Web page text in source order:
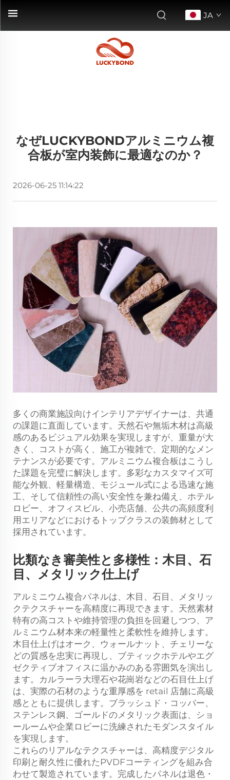
JA
なぜLUCKYBONDアルミニウム複
合板が室内装飾に最適なのか？
2026-06-25 11:14:22
多くの商業施設向けインテリアデザイナーは、共通
の課題に直面しています。天然石や無垢木材は高級
感のあるビジュアル効果を実現しますが、重量が大
きく、コストが高く、施工が複雑で、定期的なメン
テナンスが必要です。アルミニウム複合板はこうし
た課題を完璧に解決します。多彩なカスタマイズ可
能な外観、軽量構造、モジュール式による迅速な施
工、そして信頼性の高い安全性を兼ね備え、ホテル
ロビー、オフィスビル、小売店舗、公共の高頻度利
用エリアなどにおけるトップクラスの装飾材として
採用されています。
比類なき審美性と多様性：木目、石
目、メタリック仕上げ
アルミニウム複合パネルは、木目、石目、メタリッ
クテクスチャーを高精度に再現できます。天然素材
特有の高コストや維持管理の負担を回避しつつ、ア
ルミニウム材本来の軽量性と柔軟性を維持します。
木目仕上げはオーク、ウォールナット、チェリーな
どの質感を忠実に再現し、ブティックホテルやエグ
ゼクティブオフィスに温かみのある雰囲気を演出し
ます。カルラーラ大理石や花崗岩などの石目仕上げ
は、実際の石材のような重厚感を retail 店舗に高級
感とともに提供します。ブラッシュド・コッパー、
ステンレス鋼、ゴールドのメタリック表面は、ショ
ールームや企業ロビーに洗練されたモダンスタイル
を実現します。
これらのリアルなテクスチャーは、高精度デジタル
印刷と耐久性に優れたPVDFコーティングを組み合
わせて製造されています。完成したパネルは退色・